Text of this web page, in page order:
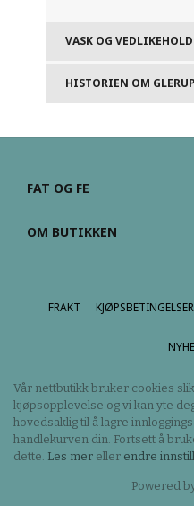
VASK OG VEDLIKEHOLD
HISTORIEN OM
FAT OG FE
OM BUTIKKEN
FRAKT KJØPSBETINGELSER
Vår nettbutikk bruker cookies
kjøpsopplevelse og vi kan yte
hovedsaklig til å lagre
handlekurven din. Fortsett å
dette. Les mer eller endre
Powered